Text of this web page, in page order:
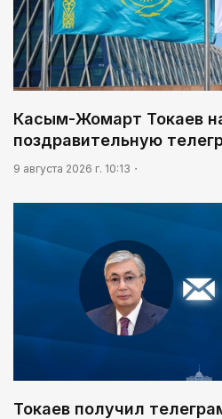
Касым-Жомарт Токаев
поздравительную
9 августа 2026 г. 10:13
Токаев получил